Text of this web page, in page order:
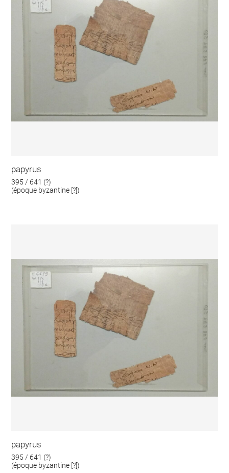
papyrus
395 / 641 (?)
(époque byzantine [?])
papyrus
395 / 641 (?)
(époque byzantine [?])